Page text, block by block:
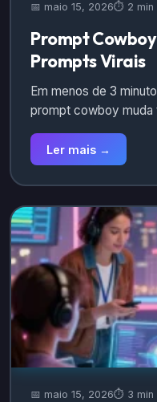
📅 maio 15, 2026⏱️ 2 min
Prompt
Prompts Virais
Em menos de 3
prompt cowboy
Ler mais →
📅 maio 15, 2026⏱️ 3 min